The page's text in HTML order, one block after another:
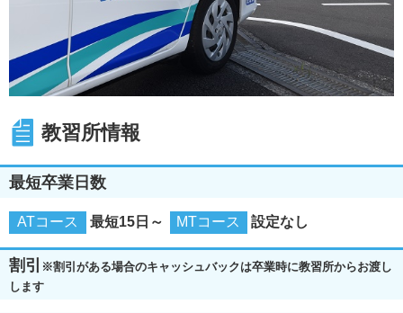
《B》 [ア]権限のある機関が発行する身分証明書、[イ]公
的な住所証明、[ウ]旅券 ※[ア][イ][ウ]全て必要。
教習所情報
最短卒業日数
ATコース 最短15日～ MTコース 設定なし
割引
※割引がある場合のキャッシュバックは卒業時に教習所からお渡し
します